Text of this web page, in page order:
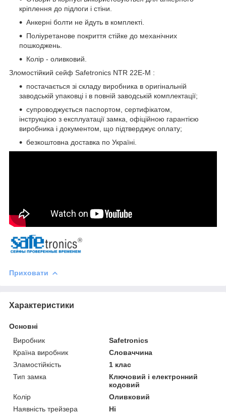
кріплення до підлоги і стіни.
Анкерні болти не йдуть в комплекті.
Поліуретанове покриття стійке до механічних
пошкоджень.
Колір - оливковий.
Зломостійкий сейф Safetronics NTR 22E-M :
постачається зі складу виробника в оригінальній
заводській упаковці і в повній заводській комплектації;
супроводжується паспортом, сертифікатом,
інструкцією з експлуатації замка, офіційною гарантією
виробника і документом, що підтверджує оплату;
безкоштовна доставка по Україні.
Приховати
Характеристики
Основні
Виробник
Safetronics
Країна виробник
Словаччина
Зламостійкість
1 клас
Тип замка
Ключовий і електронний
кодовий
Колір
Оливковий
Наявність трейзера
Ні